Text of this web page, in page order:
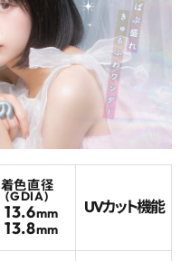
着色直径
(GDIA)
13.6mm
13.8mm
UVカット機能